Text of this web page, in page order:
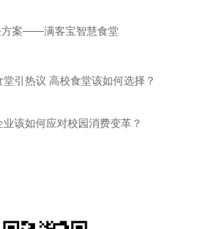
方案——满客宝智慧食堂
堂引热议 高校食堂该如何选择？
业该如何应对校园消费变革？